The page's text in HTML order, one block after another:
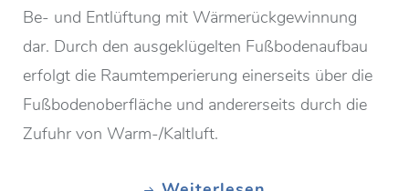
Be- und Entlüftung mit Wärmerückgewinnung
dar. Durch den ausgeklügelten Fußbodenaufbau
erfolgt die Raumtemperierung einerseits über die
Fußbodenoberfläche und andererseits durch die
Zufuhr von Warm-/Kaltluft.